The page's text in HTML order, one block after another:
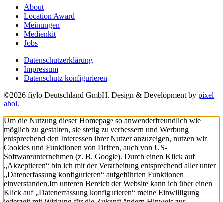
About
Location Award
Meinungen
Medienkit
Jobs
Datenschutzerklärung
Impressum
Datenschutz konfigurieren
©2026 fiylo Deutschland GmbH. Design & Development by pixel
ahoi.
Um die Nutzung dieser Homepage so anwenderfreundlich wie
möglich zu gestalten, sie stetig zu verbessern und Werbung
entsprechend den Interessen ihrer Nutzer anzuzeigen, nutzen wir
Cookies und Funktionen von Dritten, auch von US-
Softwareunternehmen (z. B. Google). Durch einen Klick auf
„Akzeptieren“ bin ich mit der Verarbeitung entsprechend aller unter
„Datenerfassung konfigurieren“ aufgeführten Funktionen
einverstanden.Im unteren Bereich der Website kann ich über einen
Klick auf „Datenerfassung konfigurieren“ meine Einwilligung